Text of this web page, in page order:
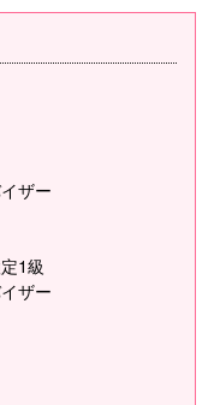
ザー
1級
ザー